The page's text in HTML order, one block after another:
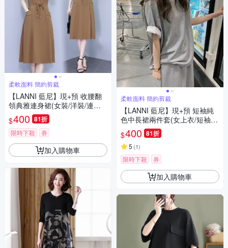
柔軟面料 簡約剪裁
【LANNI 藍尼】現+預 收腰翻
領典雅連身裙(女裝/洋裝/連身
裙/長版上衣/休閒/氣質)
$400 81折
限時下殺 券
加入購物車
柔軟面料 簡約剪裁
【LANNI 藍尼】現+預 短袖純
色中長裙兩件套(女上衣/短袖/
兩件式套裝)
$400 81折
5 (1)
限時下殺 券
加入購物車